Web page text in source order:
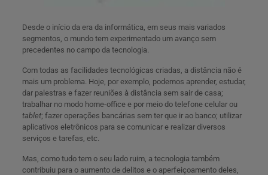
Desde o início da era da informática, em seus mais variados
segmentos, o mundo tem experimentado um avanço sem
precedentes no campo da tecnologia.
Com todas as facilidades tecnológicas criadas, a distância não é
mais um problema. Hoje, por exemplo, podemos aprender, estudar,
dar palestras e fazer reuniões à distância sem sair de casa;
trabalhar no modo home-office e por meio do telefone celular ou
tablet; fazer operações bancárias sem ter que ir ao banco; utilizar
aplicativos eletrônicos para se comunicar e realizar diversos
serviços e tarefas, etc.
Mas, como tudo tem o seu lado ruim, a tecnologia também
contribuiu para o aumento de delitos e o aperfeiçoamento deles,